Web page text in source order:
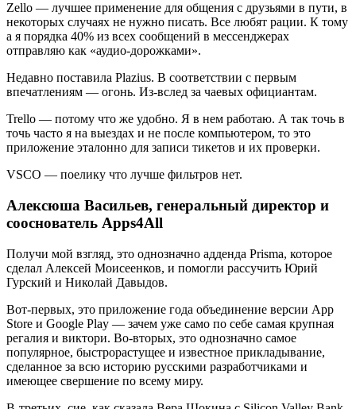
Zello — лучшее применение для общения с друзьями в пути, в
некоторых случаях не нужно писать. Все любят рации. К тому
а я порядка 40% из всех сообщений в мессенджерах
отправляю как «аудио-дорожками».
Недавно поставила Plazius. В соответствии с первым
впечатлениям — огонь. Из-вслед за чаевых официантам.
Trello — потому что же удобно. Я в нем работаю. А так точь в
точь часто я на выездах и не после компьютером, то это
приложение эталонно для записи тикетов и их проверки.
VSCO — поелику что лучше фильтров нет.
Алексюша Васильев, генеральный директор и
сооснователь Apps4All
Получи мой взгляд, это однозначно адденда Prisma, которое
сделал Алексей Моисеенков, и помогли рассучить Юрий
Гурский и Николай Давыдов.
Вот-первых, это приложение года объединение версии App
Store и Google Play — зачем уже само по себе самая крупная
регалия и виктори. Во-вторых, это однозначно самое
популярное, быстрорастущее и известное прикладывание,
сделанное за всю историю русскими разработчиками и
имеющее свершение по всему миру.